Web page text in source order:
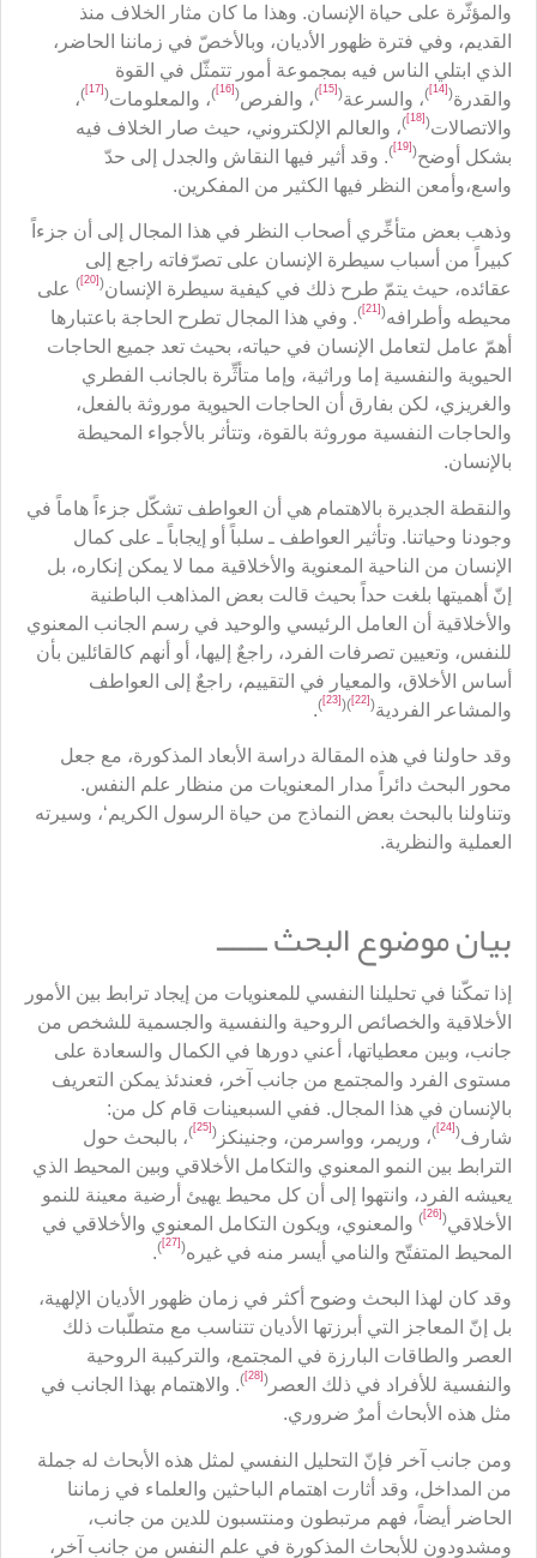
والمؤثّرة على حياة الإنسان. وهذا ما كان مثار الخلاف منذ
القديم، وفي فترة ظهور الأديان، وبالأخصّ في زماننا الحاضر،
الذي ابتلي الناس فيه بمجموعة أمور تتمثّل في القوة
والقدرة(
[14]
)، والسرعة(
[15]
)، والفرص(
[16]
)، والمعلومات(
[17]
)،
والاتصالات(
[18]
)، والعالم الإلكتروني، حيث صار الخلاف فيه
بشكل أوضح(
[19]
). وقد أثير فيها النقاش والجدل إلى حدّ
واسع،وأمعن النظر فيها الكثير من المفكرين.
وذهب بعض متأخِّري أصحاب النظر في هذا المجال إلى أن جزءاً
كبيراً من أسباب سيطرة الإنسان على تصرّفاته راجع إلى
عقائده، حيث يتمّ طرح ذلك في كيفية سيطرة الإنسان(
[20]
) على
محيطه وأطرافه(
[21]
). وفي هذا المجال تطرح الحاجة باعتبارها
أهمّ عامل لتعامل الإنسان في حياته، بحيث تعد جميع الحاجات
الحيوية والنفسية إما وراثية، وإما متأثِّرة بالجانب الفطري
والغريزي، لكن بفارق أن الحاجات الحيوية موروثة بالفعل،
والحاجات النفسية موروثة بالقوة، وتتأثر بالأجواء المحيطة
بالإنسان.
والنقطة الجديرة بالاهتمام هي أن العواطف تشكّل جزءاً هاماً في
وجودنا وحياتنا. وتأثير العواطف ـ سلباً أو إيجاباً ـ على كمال
الإنسان من الناحية المعنوية والأخلاقية مما لا يمكن إنكاره، بل
إنّ أهميتها بلغت حداً بحيث قالت بعض المذاهب الباطنية
والأخلاقية أن العامل الرئيسي والوحيد في رسم الجانب المعنوي
للنفس، وتعيين تصرفات الفرد، راجعٌ إليها، أو أنهم كالقائلين بأن
أساس الأخلاق، والمعيار في التقييم، راجعٌ إلى العواطف
والمشاعر الفردية(
[22]
)(
[23]
)
.
وقد حاولنا في هذه المقالة دراسة الأبعاد المذكورة، مع جعل
محور البحث دائراً مدار المعنويات من منظار علم النفس.
وتناولنا بالبحث بعض النماذج من حياة الرسول الكريم‘، وسيرته
العملية والنظرية.
بيان موضوع البحث ــــــ
إذا تمكّنا في تحليلنا النفسي للمعنويات من إيجاد ترابط بين الأمور
الأخلاقية والخصائص الروحية والنفسية والجسمية للشخص من
جانب، وبين معطياتها، أعني دورها في الكمال والسعادة على
مستوى الفرد والمجتمع من جانب آخر، فعندئذ يمكن التعريف
بالإنسان في هذا المجال. ففي السبعينات قام كل من:
شارف(
[24]
)، وريمر، وواسرمن، وجنينكز (
[25]
)، بالبحث حول
الترابط بين النمو المعنوي والتكامل الأخلاقي وبين المحيط الذي
يعيشه الفرد، وانتهوا إلى أن كل محيط يهيئ أرضية معينة للنمو
الأخلاقي(
[26]
) والمعنوي، ويكون التكامل المعنوي والأخلاقي في
المحيط المتفتّح والنامي أيسر منه في غيره(
[27]
)
.
وقد كان لهذا البحث وضوح أكثر في زمان ظهور الأديان الإلهية،
بل إنّ المعاجز التي أبرزتها الأديان تتناسب مع متطلّبات ذلك
العصر والطاقات البارزة في المجتمع، والتركيبة الروحية
والنفسية للأفراد في ذلك العصر (
[28]
). والاهتمام بهذا الجانب في
مثل هذه الأبحاث أمرٌ ضروري.
ومن جانب آخر فإنّ التحليل النفسي لمثل هذه الأبحاث له جملة
من المداخل، وقد أثارت اهتمام الباحثين والعلماء في زماننا
الحاضر أيضاً، فهم مرتبطون ومنتسبون للدين من جانب،
ومشدودون للأبحاث المذكورة في علم النفس من جانب آخر،